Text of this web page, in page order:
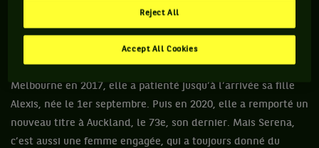
remporté les tournois les plus prestigieux et gagné face aux
meilleures. Et malgré les coups durs (décès tragique de sa
sœur Yetunde en 2003, embolie pulmonaire en 2011), elle est
toujours revenue plus forte. Après sa dernière victoire à
Melbourne en 2017, elle a patienté jusqu’à l’arrivée sa fille
Alexis, née le 1er septembre. Puis en 2020, elle a remporté un
nouveau titre à Auckland, le 73e, son dernier. Mais Serena,
c’est aussi une femme engagée, qui a toujours donné du
Reject All
Accept All Cookies